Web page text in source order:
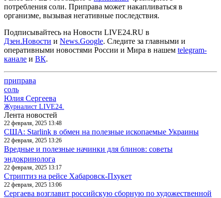
потребления соли. Приправа может накапливаться в
организме, вызывая негативные последствия.
Подписывайтесь на Новости LIVE24.RU в
Дзен.Новости и News.Google. Следите за главными и
оперативными новостями России и Мира в нашем telegram-
канале и ВК.
приправа
соль
Юлия Сергеева
Журналист LIVE24.
Лента новостей
22 февраля, 2025 13:48
США: Starlink в обмен на полезные ископаемые Украины
22 февраля, 2025 13:26
Вредные и полезные начинки для блинов: советы
эндокринолога
22 февраля, 2025 13:17
Стриптиз на рейсе Хабаровск-Пхукет
22 февраля, 2025 13:06
Сергаева возглавит российскую сборную по художественной